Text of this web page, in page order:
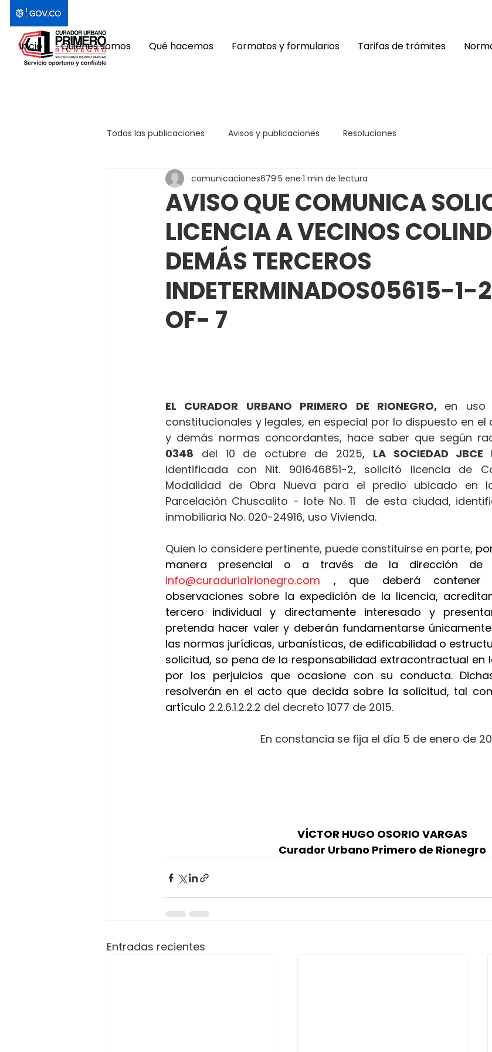
Inicio Quiénes somos Qué hacemos Formatos y formularios Tarifas de trámites
Todas las publicaciones Avisos y publicaciones Resoluciones
AVISO QUE COMUNICA
LICENCIA A VECINOS
DEMÁS TERCEROS
INDETERMINADOS05615-
OF- 7
comunicaciones679 5 ene 1 min de lectura
EL CURADOR URBANO PRIMERO DE RIONEGRO, en uso
constitucionales y legales, en especial por lo dispuesto en el
y demás normas concordantes, hace saber que según
0348 del 10 de octubre de 2025, LA SOCIEDAD JBCE
identificada con Nit. 901646851-2, solicitó licencia de
Modalidad de Obra Nueva para el predio ubicado en
Parcelación Chuscalito - lote No. 11  de esta ciudad,
inmobiliaria No. 020-24916, uso Vivienda.
Quien lo considere pertinente, puede constituirse en parte,
info@curaduria1rionegro.com , que deberá contener
observaciones sobre la expedición de la licencia,
tercero individual y directamente interesado y
pretenda hacer valer y deberán fundamentarse
las normas jurídicas, urbanísticas, de edificabilidad o
solicitud, so pena de la responsabilidad extracontractual en
por los perjuicios que ocasione con su conducta.
resolverán en el acto que decida sobre la solicitud, tal
artículo 2.2.6.1.2.2.2 del decreto 1077 de 2015.
En constancia se fija el día 5 de enero de
VÍCTOR HUGO OSORIO VARGAS
Curador Urbano Primero de Rionegro
Entradas recientes